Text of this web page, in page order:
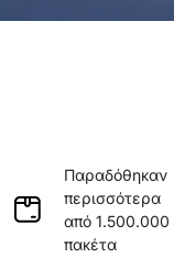
Παραδόθηκαν
περισσότερα
από 1.500.000
πακέτα